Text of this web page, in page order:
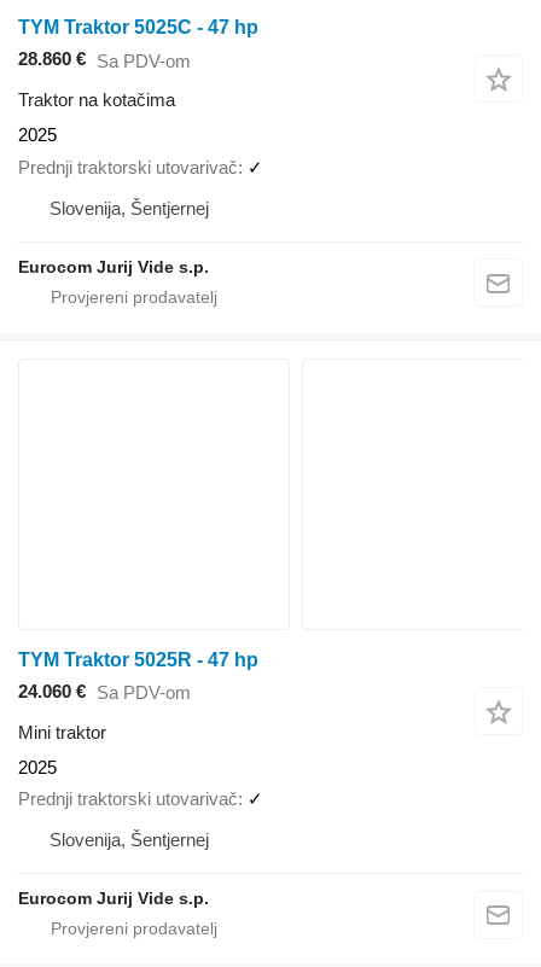
TYM Traktor 5025C - 47 hp
28.860 € Sa PDV-om
Traktor na kotačima
2025
Prednji traktorski utovarivač
✓
Slovenija, Šentjernej
Eurocom Jurij Vide s.p.
TYM Traktor 5025R - 47 hp
24.060 € Sa PDV-om
Mini traktor
2025
Prednji traktorski utovarivač
✓
Slovenija, Šentjernej
Eurocom Jurij Vide s.p.